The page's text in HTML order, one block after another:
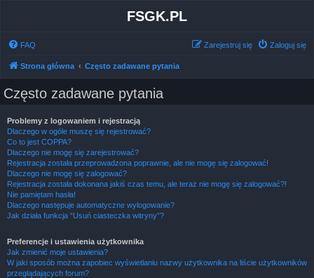
FSGK.PL
FAQ Zaloguj się
Zarejestruj się
Strona główna Często zadawane pytania
Często zadawane pytania
Problemy z logowaniem i rejestracją
Dlaczego w ogóle muszę się rejestrować?
Co to jest COPPA?
Dlaczego nie mogę się zarejestrować?
Rejestracja została przeprowadzona poprawnie, ale nie mogę się zalogować!
Dlaczego nie mogę się zalogować?
Rejestracja została dokonana jakiś czas temu, ale teraz nie mogę się zalogować?!
Nie pamiętam hasła!
Dlaczego następuje automatyczne wylogowanie?
Jak działa funkcja “Usuń ciasteczka witryny”?
Preferencje i ustawienia użytkownika
Jak zmienić moje ustawienia?
W jaki sposób można zapobiec wyświetlaniu nazwy użytkownika na liście użytkowników
przeglądających forum?